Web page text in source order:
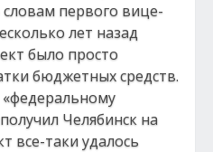
первого вице-
лет назад
было просто
бюджетных средств.
«федеральному
Челябинск на
все-таки удалось